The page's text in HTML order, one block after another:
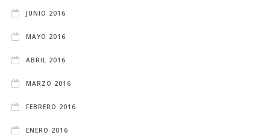
JUNIO 2016
MAYO 2016
ABRIL 2016
MARZO 2016
FEBRERO 2016
ENERO 2016